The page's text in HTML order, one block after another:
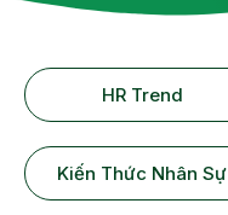
HR Trend
Kiến Thức Nhân Sự